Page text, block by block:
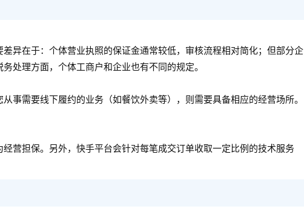
异在于：个体营业执照的保证金通常较低，审核流程相对简化；但部分企
处理方面，个体工商户和企业也有不同的规定。
事需要线下履约的业务（如餐饮外卖等），则需要具备相应的经营场所。
营担保。另外，快手平台会针对每笔成交订单收取一定比例的技术服务